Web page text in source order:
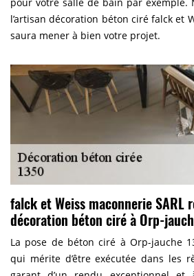
l’artisan décoration béton ciré falck et
saura mener à bien votre projet.
falck et Weiss maconnerie SARL
décoration béton ciré à Orp-
La pose de béton ciré à Orp-jauche
qui mérite d’être exécutée dans les